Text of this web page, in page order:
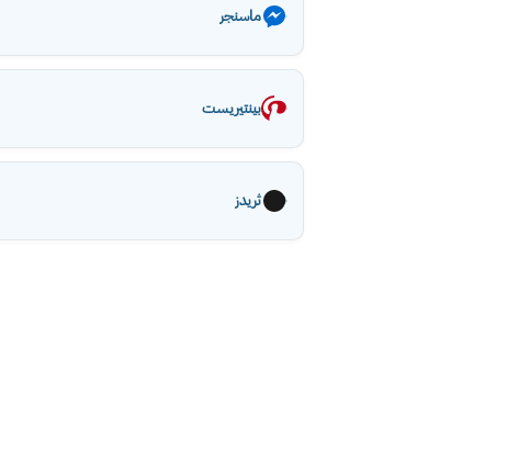
ماسنجر
بينتيريست
ثريدز